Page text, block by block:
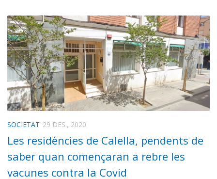
SOCIETAT 29 DES., 2020
Les residències de Calella, pendents de
saber quan començaran a rebre les
vacunes contra la Covid